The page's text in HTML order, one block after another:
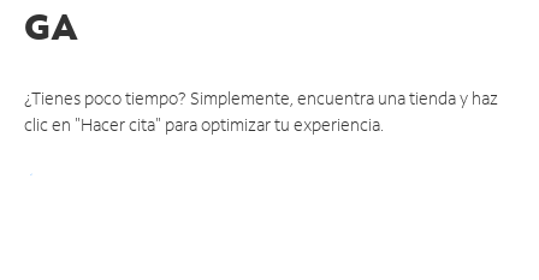
GA
¿Tienes poco tiempo? Simplemente, encuentra una tienda y haz
clic en "Hacer cita" para optimizar tu experiencia.